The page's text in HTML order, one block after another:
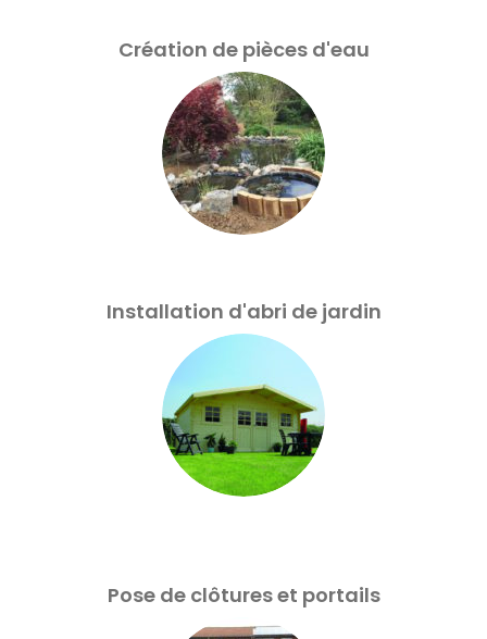
Création de pièces d'eau
Installation d'abri de jardin
Pose de clôtures et portails